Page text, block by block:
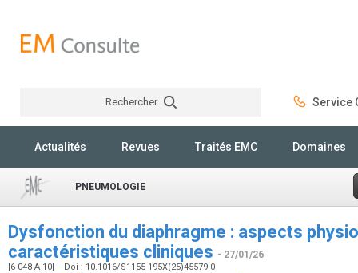
Rechercher Service
Actualités Revues Traités EMC Domaines
PNEUMOLOGIE
Dysfonction du diaphragme : aspects
caractéristiques cliniques - 27/01/26
[6-048-A-10] - Doi : 10.1016/S1155-195X(25)45579-0